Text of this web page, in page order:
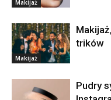
Makijaż
Makijaż
trików
Pudry